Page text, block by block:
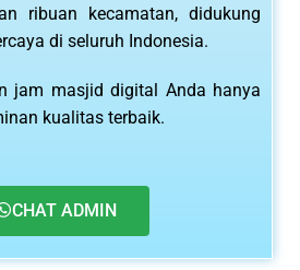
ribuan kecamatan, didukung
di seluruh Indonesia.
jam masjid digital Anda hanya
kualitas terbaik.
CHAT ADMIN